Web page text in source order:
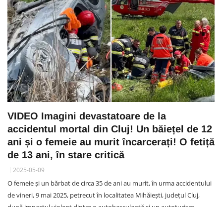
VIDEO Imagini devastatoare de la
accidentul mortal din Cluj! Un băiețel de 12
ani și o femeie au murit încarcerați! O fetiță
de 13 ani, în stare critică
2025-05-09
O femeie și un bărbat de circa 35 de ani au murit, în urma accidentului
de vineri, 9 mai 2025, petrecut în localitatea Mihăiești, județul Cluj,